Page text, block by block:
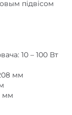
10 – 100 Вт
мм
мм